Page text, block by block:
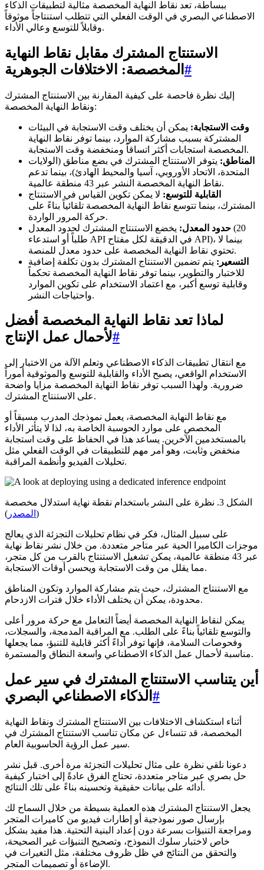
ببساطة، تعد نقاط النهاية المخصصة مثالية لتطبيقات الذكاء
الاصطناعي البصري في الوقت الفعلي التي تتطلب استنتاجاً موثوقاً
وقابلاً للتوسع وعالي الأداء.
الاستنتاج المشترك مقابل نقاط النهاية
المخصصة: الاختلافات الجوهرية #
إليك نظرة فاحصة على كيفية المقارنة بين الاستنتاج المشترك
ونقاط النهاية المخصصة:
وقت الاستجابة: يمكن أن يختلف وقت الاستجابة في البيئات
المشتركة بسبب مشاركة الموارد، بينما توفر نقاط النهاية
المخصصة استجابات أكثر اتساقاً ومنخفضة وقت الاستجابة.
المناطق: يتوفر الاستنتاج المشترك في بضع مناطق (الولايات
المتحدة، الاتحاد الأوروبي، آسيا والمحيط الهادئ)، بينما تدعم
نقاط النهاية المخصصة النشر عبر 43 منطقة عالمية.
القابلية للتوسع: لا يمكن تكوين القياس في الاستنتاج
المشترك، بينما تتوسع نقاط النهاية المخصصة تلقائياً بناءً على
حركة المرور الواردة.
حدود المعدل: يخضع الاستنتاج المشترك لحدود المعدل (20
طلباً أو استدعاء API في الدقيقة لكل مفتاح API)، بينما لا
تحتوي نقاط النهاية المخصصة على حدود معدل للمنصة.
التسعير: يتم تضمين الاستنتاج المشترك بدون تكلفة إضافية
للاختبار والتطوير، بينما توفر نقاط النهاية المخصصة تحكماً
وقابلية توسع أكبر، مع اعتماد الاستخدام على تكوين الموارد
واحتياجات النشر.
لماذا تعد نقاط النهاية المخصصة أفضل
لأحمال عمل الإنتاج#
مع انتقال تطبيقات الذكاء الاصطناعي وتعلم الآلة من الاختبار إلى
الاستخدام الواقعي، يصبح الأداء والقابلية للتوسع والموثوقية أموراً
ضرورية. ولهذا السبب توفر نقاط النهاية المخصصة مزايا واضحة
على الاستنتاج المشترك.
مع نقاط النهاية المخصصة، يعمل نموذجك المدرب مسبقاً أو
المخصص على موارد الحوسبة الخاصة به، لذا لا يتأثر الأداء
بالمستخدمين الآخرين. يساعد هذا في الحفاظ على وقت استجابة
منخفض وثابت، وهو أمر مهم للتطبيقات في الوقت الفعلي مثل
تحليلات الفيديو وأنظمة المراقبة.
الشكل 3. نظرة على النشر باستخدام نقطة نهاية استدلال مخصصة
( المصدر )
على سبيل المثال، فكر في نظام تحليلات التجزئة الذي يعالج
موجزات الكاميرا الحية عبر متاجر متعددة. من خلال نشر نقاط نهاية
عبر 43 منطقة عالمية، يمكن تشغيل الاستنتاج بالقرب من كل متجر،
مما يقلل من وقت الاستجابة ويحسن أوقات الاستجابة.
مع الاستنتاج المشترك، حيث يتم مشاركة الموارد وتكون المناطق
محدودة، يمكن أن يختلف الأداء خلال فترات الازدحام.
يمكن لنقاط النهاية المخصصة أيضاً التعامل مع حركة مرور أعلى
والتوسع تلقائياً بناءً على الطلب. مع المراقبة المدمجة، والسجلات،
وفحوصات السلامة، فإنها توفر أداءً أكثر قابلية للتنبؤ، مما يجعلها
مناسبة لأحمال عمل الذكاء الاصطناعي واسعة النطاق والمستمرة.
أين يتناسب الاستنتاج المشترك في سير عمل
الذكاء الاصطناعي البصري #
أثناء استكشاف الاختلافات بين الاستنتاج المشترك ونقاط النهاية
المخصصة، قد تتساءل عن مكان تناسب الاستنتاج المشترك في
سير عمل الرؤية الحاسوبية العام.
دعونا نلقي نظرة على مثال تحليلات التجزئة مرة أخرى. قبل نشر
حل بصري عبر متاجر متعددة، تحتاج الفرق عادةً إلى اختبار كيفية
أدائه على بيانات حقيقية وتحسينه بناءً على تلك النتائج.
يجعل الاستنتاج المشترك هذه العملية بسيطة من خلال السماح لك
بإرسال صور نموذجية أو إطارات فيديو من كاميرات المتجر
ومراجعة التنبؤات بسرعة دون إعداد البنية التحتية. هذا مفيد بشكل
خاص لاختبار سلوك النموذج، وتصحيح التنبؤات غير الصحيحة،
والتحقق من النتائج في ظل ظروف مختلفة، مثل التغيرات في
الإضاءة أو تصميمات المتجر.